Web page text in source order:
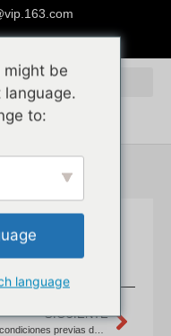
de stock
SIGUIENTE
¿Qué condiciones previas debo cumplir para importar tejido de ratán, estera de ratán y médula de ratán de China, y pueden personalizar especificaciones especiales?
might be
to:
language